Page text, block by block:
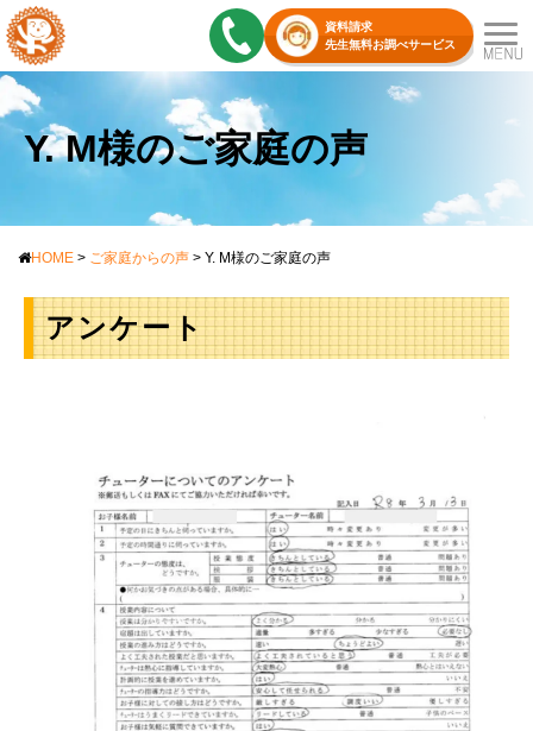
資料請求
先生無料お調べサービス
Y. M様のご家庭の声
HOME > ご家庭からの声 > Y. M様のご家庭の声
アンケート